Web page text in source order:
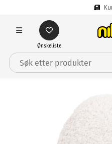
Ønskeliste